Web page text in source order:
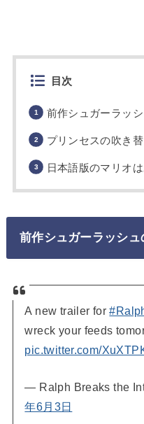
目次
前作シュガーラッ
プリンセスの吹き
日本語版のマリオ
前作シュガーラッシュ
A new trailer for
wreck your feeds
pic.twitter.com/
— Ralph Breaks the
年6月3日